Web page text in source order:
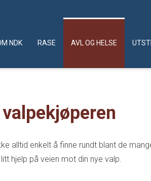
NDK RASE AVL OG HELSE
alltid enkelt å finne rundt blant de
hjelp på veien mot din nye valp.